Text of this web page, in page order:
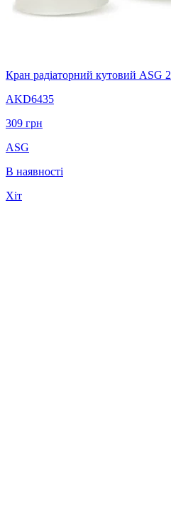
Кран радіаторний кутовий ASG
AKD6435
309 грн
ASG
В наявності
Хіт